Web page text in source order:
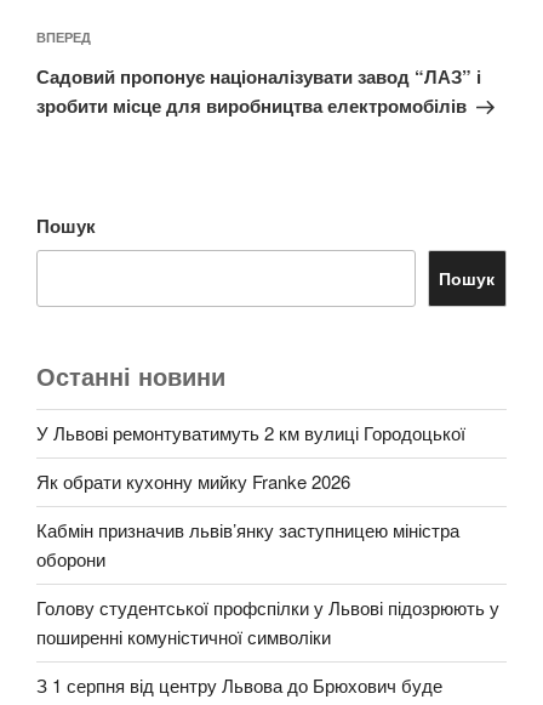
Наступний
запис
ВПЕРЕД
Садовий пропонує націоналізувати завод “ЛАЗ” і
зробити місце для виробництва електромобілів
Пошук
Пошук
Останні новини
У Львові ремонтуватимуть 2 км вулиці Городоцької
Як обрати кухонну мийку Franke 2026
Кабмін призначив львів’янку заступницею міністра
оборони
Голову студентської профспілки у Львові підозрюють у
поширенні комуністичної символіки
З 1 серпня від центру Львова до Брюхович буде